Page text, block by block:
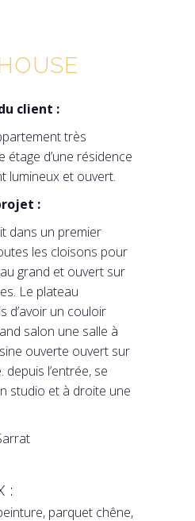
client :
très
étage d’une résidence
lumineux et ouvert.
:
dans un premier
les cloisons pour
grand et ouvert sur
Le plateau
d’avoir un couloir
salon une salle à
ouverte ouvert sur
l’entrée, se
studio et à droite une
:
parquet chêne,